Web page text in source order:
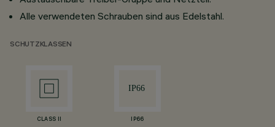
Alle verwendeten Schrauben sind aus Edelstahl.
SCHUTZKLASSEN
CLASS II IP66